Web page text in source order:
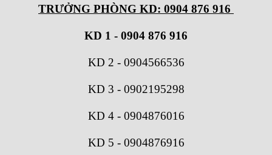
TRƯỞNG PHÒNG KD: 0904 876 916
KD 1 - 0904 876 916
KD 2 - 0904566536
KD 3 - 0902195298
KD 4 - 0904876016
KD 5 - 0904876916